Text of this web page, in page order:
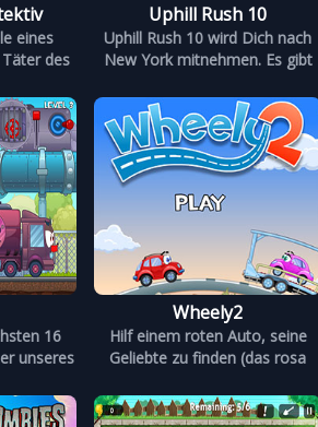
eines
des
Uphill Rush 10
Uphill Rush 10 wird Dich nach
New York mitnehmen. Es gibt
16
unseres
Wheely2
Hilf einem roten Auto, seine
Geliebte zu finden (das rosa